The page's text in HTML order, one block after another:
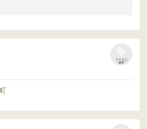
リストに
保存